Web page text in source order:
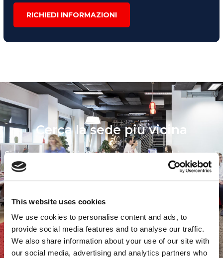
This website uses cookies
We use cookies to personalise content and ads, to
provide social media features and to analyse our traffic.
We also share information about your use of our site with
our social media, advertising and analytics partners who
RICHIEDI INFORMAZIONI
Cerca la sede più vicina
Siamo presenti in tutta Italia: se hai bisogno di
maggiori informazioni
sui corsi, cerca sulla
mappa il centro MyES più vicino!
TROVA LA SEDE PIÙ VICINA A TE